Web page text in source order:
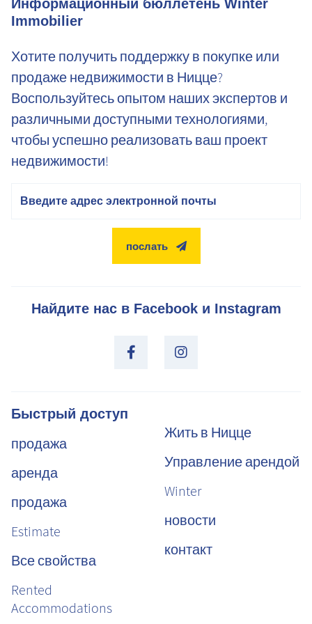
Информационный бюллетень Winter
Immobilier
Хотите получить поддержку в покупке или
продаже недвижимости в Ницце?
Воспользуйтесь опытом наших экспертов и
различными доступными технологиями,
чтобы успешно реализовать ваш проект
недвижимости!
послать
Найдите нас в Facebook и Instagram
Быстрый доступ
продажа
аренда
продажа
Estimate
Все свойства
Rented
Accommodations
Жить в Ницце
Управление арендой
Winter
новости
контакт